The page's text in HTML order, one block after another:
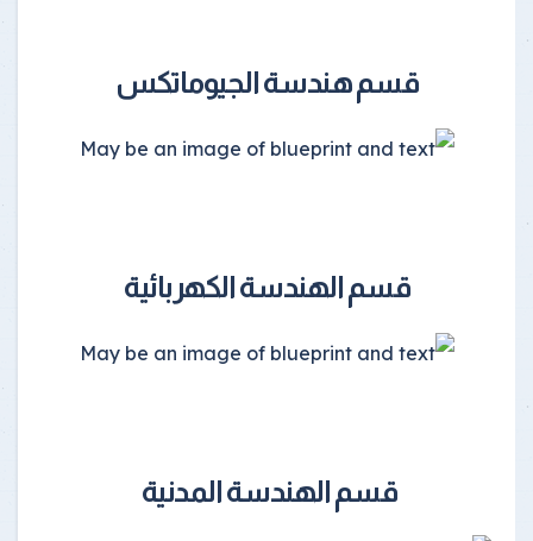
قسم هندسة الجيوماتكس
قسم الهندسة الكهربائية
قسم الهندسة المدنية